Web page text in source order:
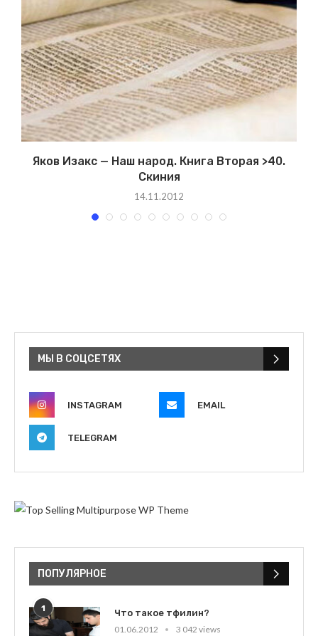
Яков Изакс — Наш народ. Книга Вторая >40.
Скиния
14.11.2012
МЫ В СОЦСЕТЯХ
INSTAGRAM EMAIL
TELEGRAM
ПОПУЛЯРНОЕ
1
Что такое тфилин?
01.06.2012
3 042 views